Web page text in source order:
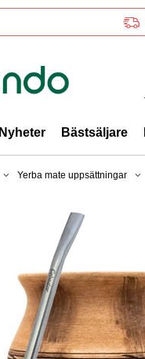
Nyheter Bästsäljare
Yerba mate uppsättningar